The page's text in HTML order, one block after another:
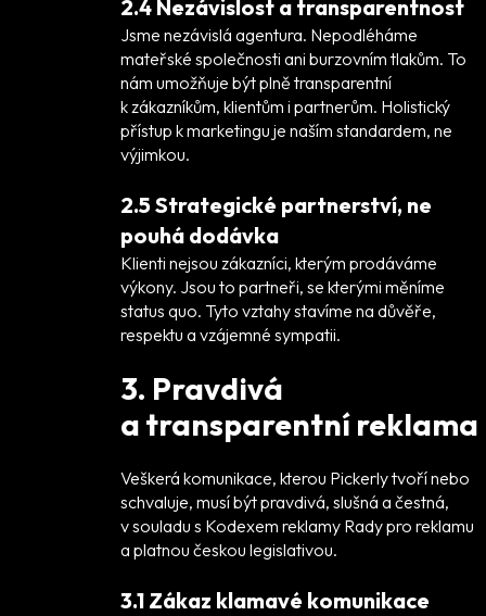
2.4 Nezávislost a transparentnost
Jsme nezávislá agentura. Nepodléháme
mateřské společnosti ani burzovním tlakům. To
nám umožňuje být plně transparentní
k zákazníkům, klientům i partnerům. Holistický
přístup k marketingu je naším standardem, ne
výjimkou.
2.5 Strategické partnerství, ne
pouhá dodávka
Klienti nejsou zákazníci, kterým prodáváme
výkony. Jsou to partneři, se kterými měníme
status quo. Tyto vztahy stavíme na důvěře,
respektu a vzájemné sympatii.
3. Pravdivá
a transparentní reklama
Veškerá komunikace, kterou Pickerly tvoří nebo
schvaluje, musí být pravdivá, slušná a čestná,
v souladu s Kodexem reklamy Rady pro reklamu
a platnou českou legislativou.
3.1 Zákaz klamavé komunikace